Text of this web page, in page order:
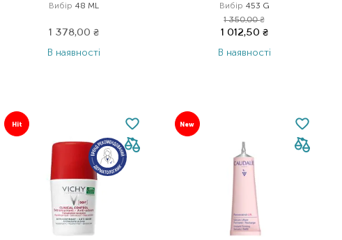
Вибір 48 ML
1 378,00₴
В наявності
Вибір 453 G
1 350,00₴
1 012,50 ₴
В наявності
Hit New